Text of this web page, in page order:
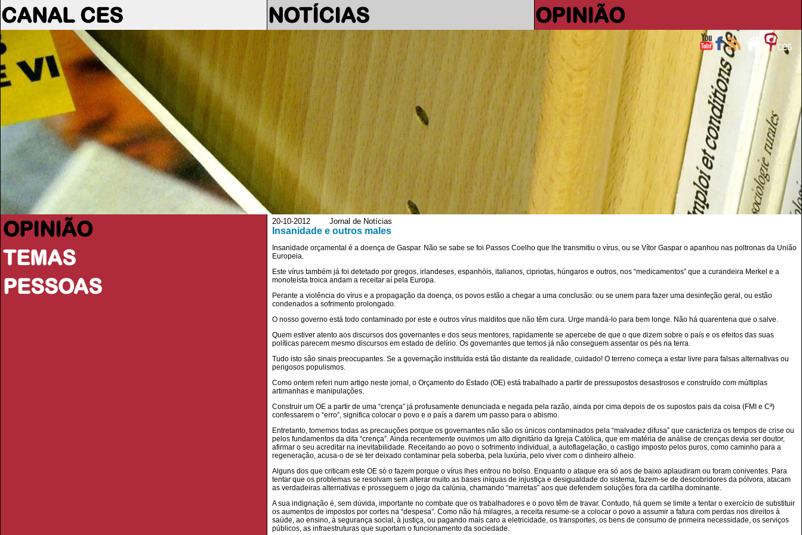
CANAL CES NOTÍCIAS OPINIÃO
OPINIÃO
TEMAS
PESSOAS
20-10-2012 Jornal de Notícias
Insanidade e outros males
Insanidade orçamental é a doença de Gaspar. Não se sabe se foi Passos Coelho que lhe transmitiu o vírus, ou se Vítor Gaspar o apanhou nas poltronas da União
Europeia.
Este vírus também já foi detetado por gregos, irlandeses, espanhóis, italianos, cipriotas, húngaros e outros, nos “medicamentos” que a curandeira Merkel e a
monoteísta troica andam a receitar aí pela Europa.
Perante a violência do vírus e a propagação da doença, os povos estão a chegar a uma conclusão: ou se unem para fazer uma desinfeção geral, ou estão
condenados a sofrimento prolongado.
O nosso governo está todo contaminado por este e outros vírus malditos que não têm cura. Urge mandá-lo para bem longe. Não há quarentena que o salve.
Quem estiver atento aos discursos dos governantes e dos seus mentores, rapidamente se apercebe de que o que dizem sobre o país e os efeitos das suas
políticas parecem mesmo discursos em estado de delírio. Os governantes que temos já não conseguem assentar os pés na terra.
Tudo isto são sinais preocupantes. Se a governação instituída está tão distante da realidade, cuidado! O terreno começa a estar livre para falsas alternativas ou
perigosos populismos.
Como ontem referi num artigo neste jornal, o Orçamento do Estado (OE) está trabalhado a partir de pressupostos desastrosos e construído com múltiplas
artimanhas e manipulações.
Construir um OE a partir de uma “crença” já profusamente denunciada e negada pela razão, ainda por cima depois de os supostos pais da coisa (FMI e Cª)
confessarem o “erro”, significa colocar o povo e o país a darem um passo para o abismo.
Entretanto, tomemos todas as precauções porque os governantes não são os únicos contaminados pela “malvadez difusa” que caracteriza os tempos de crise ou
pelos fundamentos da dita “crença”. Ainda recentemente ouvimos um alto dignitário da Igreja Católica, que em matéria de análise de crenças devia ser doutor,
afirmar o seu acreditar na inevitabilidade. Receitando ao povo o sofrimento individual, a autoflagelação, o castigo imposto pelos puros, como caminho para a
regeneração, acusa-o de se ter deixado contaminar pela soberba, pela luxúria, pelo viver com o dinheiro alheio.
Alguns dos que criticam este OE só o fazem porque o vírus lhes entrou no bolso. Enquanto o ataque era só aos de baixo aplaudiram ou foram coniventes. Para
tentar que os problemas se resolvam sem alterar muito as bases iníquas de injustiça e desigualdade do sistema, fazem-se de descobridores da pólvora, atacam
as verdadeiras alternativas e prosseguem o jogo da calúnia, chamando “marretas” aos que defendem soluções fora da cartilha dominante.
A sua indignação é, sem dúvida, importante no combate que os trabalhadores e o povo têm de travar. Contudo, há quem se limite a tentar o exercício de substituir
os aumentos de impostos por cortes na “despesa”. Como não há milagres, a receita resume-se a colocar o povo a assumir a fatura com perdas nos direitos à
saúde, ao ensino, à segurança social, à justiça, ou pagando mais caro a eletricidade, os transportes, os bens de consumo de primeira necessidade, os serviços
públicos, as infraestruturas que suportam o funcionamento da sociedade.